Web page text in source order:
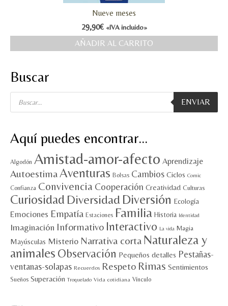
Valoraciones y opiniones de TejiendoLEE un
cuento
Nueve meses
29,90€ «IVA incluido»
AÑADIR AL CARRITO
Buscar
Búsqueda
productos
ENVIAR
Aquí puedes encontrar…
Algodón Amistad-amor-afecto Aprendizaje
AutoestimaAventuras Bolsas Cambios Ciclos Comic
Confianza Convivencia Cooperación Creatividad Culturas
Curiosidad Diversidad Diversión Ecología
Emociones Empatía Estaciones Familia Historia Identidad
Imaginación Informativo Interactivo La vida Magia
Mayúsculas Misterio Narrativa corta Naturaleza y
animales Observación Pequeños detalles Pestañas-
ventanas-solapas Recuerdos Respeto Rimas Sentimientos
Sueños Superación Troquelado Vida cotidiana Vínculo